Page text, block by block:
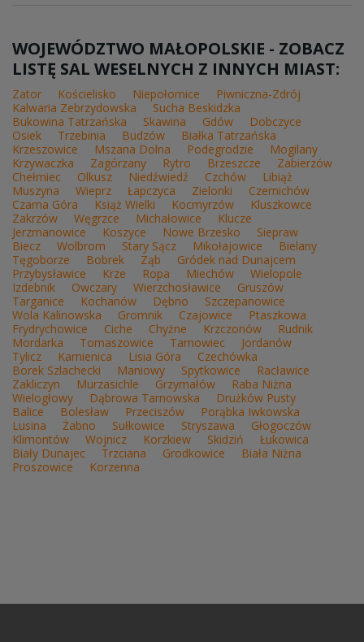
WOJEWÓDZTWO MAŁOPOLSKIE - ZOBACZ
LISTĘ SAL WESELNYCH Z INNYCH MIAST:
Zator Kościelisko Niepołomice
Piwniczna-Zdrój
Kalwaria Zebrzydowska
Sucha Beskidzka
Bukowina Tatrzańska
Skawina Gdów
Dobczyce
Osiek
Trzebinia Budzów
Białka Tatrzańska
Krzeszowice
Mszana Dolna Podegrodzie
Mogilany
Krzywaczka
Zagórzany Rytro Brzeszcze
Zabierzów
Chełmiec
Olkusz Niedźwiedź Czchów
Libiąż
Muszyna
Wieprz Łapczyca Zielonki
Czernichów
Czarna Góra
Książ Wielki Kocmyrzów
Kluszkowce
Zakrzów
Węgrzce Michałowice
Klucze
Jerzmanowice
Koszyce Nowe Brzesko
Siepraw
Biecz
Wolbrom Stary Sącz Mikołajowice
Bielany
Tęgoborze
Bobrek Ząb
Gródek nad Dunajcem
Przybysławice
Krze Ropa Miechów
Wielopole
Izdebnik
Owczary Wierzchosławice
Gruszów
Targanice
Kochanów Dębno
Szczepanowice
Wola Kalinowska
Gromnik Czajowice
Ptaszkowa
Frydrychowice
Ciche Chyżne Krzczonów
Rudnik
Mordarka
Tomaszowice Tarnowiec
Jordanów
Tylicz
Kamienica Lisia Góra
Czechówka
Borek Szlachecki
Maniowy Spytkowice
Racławice
Zakliczyn
Murzasichle Grzymałów
Raba Niżna
Wielogłowy
Dąbrowa Tarnowska
Drużków Pusty
Balice
Bolesław Przeciszów
Porąbka Iwkowska
Lusina
Żabno Sułkowice Stryszawa
Głogoczów
Klimontów
Wojnicz Korzkiew Skidziń
Łukowica
Biały Dunajec
Trzciana Grodkowice
Biała Niżna
Proszowice
Korzenna